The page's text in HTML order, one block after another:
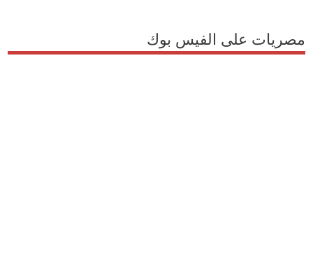
مصريات على الفيس بوك